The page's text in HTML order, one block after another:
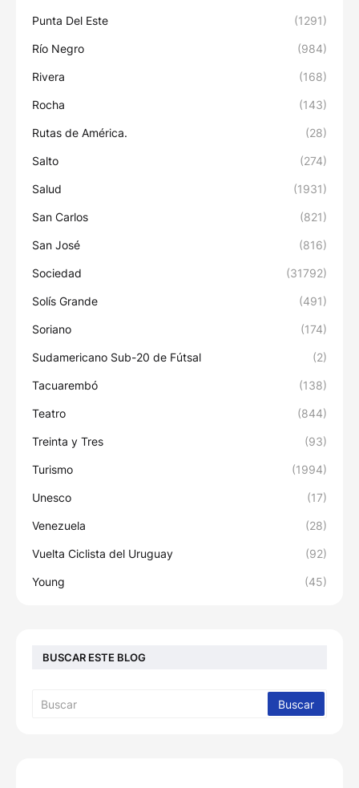
Punta Del Este (1291)
Río Negro (984)
Rivera (168)
Rocha (143)
Rutas de América. (28)
Salto (274)
Salud (1931)
San Carlos (821)
San José (816)
Sociedad (31792)
Solís Grande (491)
Soriano (174)
Sudamericano Sub-20 de Fútsal (2)
Tacuarembó (138)
Teatro (844)
Treinta y Tres (93)
Turismo (1994)
Unesco (17)
Venezuela (28)
Vuelta Ciclista del Uruguay (92)
Young (45)
BUSCAR ESTE BLOG